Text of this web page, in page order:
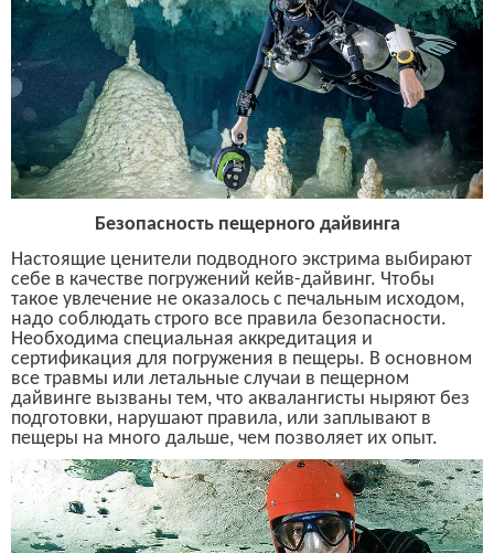
Безопасность пещерного дайвинга
Настоящие ценители подводного экстрима выбирают
себе в качестве погружений кейв-дайвинг. Чтобы
такое увлечение не оказалось с печальным исходом,
надо соблюдать строго все правила безопасности.
Необходима специальная аккредитация и
сертификация для погружения в пещеры. В основном
все травмы или летальные случаи в пещерном
дайвинге вызваны тем, что аквалангисты ныряют без
подготовки, нарушают правила, или заплывают в
пещеры на много дальше, чем позволяет их опыт.